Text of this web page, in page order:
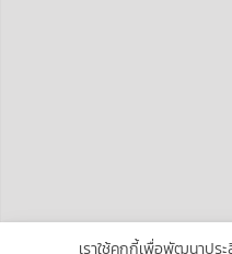
เราใช้คุกกี้เพื่อพัฒนาปร